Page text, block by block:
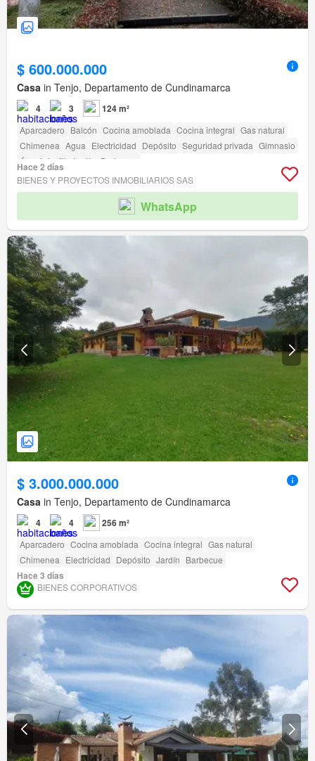
$ 600.000.000
Casa in Tenjo, Departamento de Cundinamarca
4 3 124 m²
Aparcadero Balcón Cocina amoblada Cocina integral Gas natural
Chimenea Agua Electricidad Depósito Seguridad privada Gimnasio
Área infantil
Jardín Barbecue
Hace 2 días
BIENES Y PROYECTOS INMOBILIARIOS SAS
WhatsApp
$ 3.000.000.000
Casa in Tenjo, Departamento de Cundinamarca
4 4 256 m²
Aparcadero Cocina amoblada Cocina integral Gas natural
Chimenea Electricidad Depósito Jardín Barbecue
Hace 3 días
BIENES CORPORATIVOS